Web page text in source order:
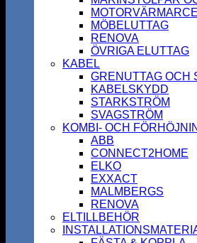
MÖBELUTTAG
RENOVA
ÖVRIGA ELUTTAG
KABEL
GRENUTTAG OCH
KABELSKYDD
STARKSTRÖM
SVAGSTRÖM
KOMBI- OCH
ABB
CONNECT2HOME
ELKO
EXXACT
MALMBERGS
RENOVA
ELTILLBEHÖR